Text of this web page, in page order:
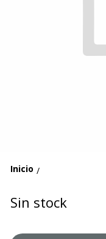
Inicio /
Sin stock